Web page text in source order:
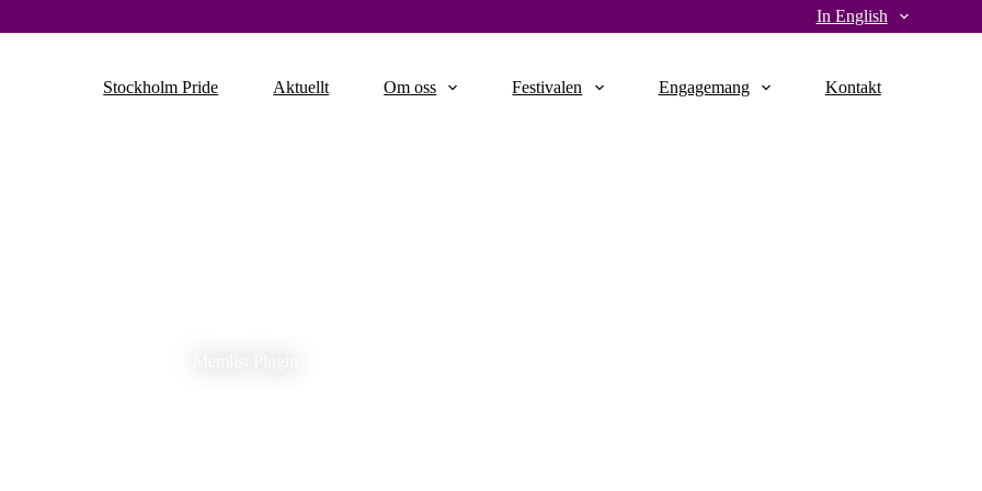
In English
Stockholm Pride Aktuellt Om oss Festivalen Engagemang Kontakt